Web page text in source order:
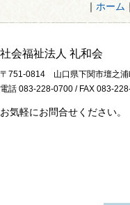
｜ ホーム ｜
社会福祉法人 礼和会
〒751-0814 山口県下関市壇之浦
電話 083-228-0700 / FAX 083-
お気軽にお問合せください。